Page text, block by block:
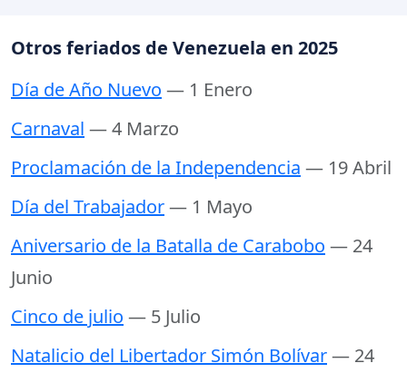
Otros feriados de Venezuela en 2025
Día de Año Nuevo — 1 Enero
Carnaval — 4 Marzo
Proclamación de la Independencia — 19 Abril
Día del Trabajador— 1 Mayo
Aniversario de la Batalla de Carabobo — 24
Junio
Cinco de julio — 5 Julio
Natalicio del Libertador Simón Bolívar— 24